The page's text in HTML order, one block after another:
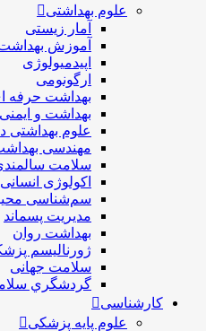
علوم بهداشتی
آمار زیستی
آموزش
اپیدمیولوژی
ارگونومی
بهداشت حرفه
بهداشت و
علوم بهداشتی
مهندسی
سلامت
اکولوژی انسانی
سم‌شناسی
مدیریت پسماند
بهداشت روان
ژورنالیسم
سلامت جهانی
گردشگري
کارشناسی
علوم پایه پزشکی